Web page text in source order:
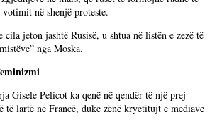
në shenjë proteste.
jeton jashtë Rusisë, u shtua në listën e zezë të
nga Moska.
Gisele Pelicot ka qenë në qendër të një prej
lartë në Francë, duke zënë kryetitujt e mediave